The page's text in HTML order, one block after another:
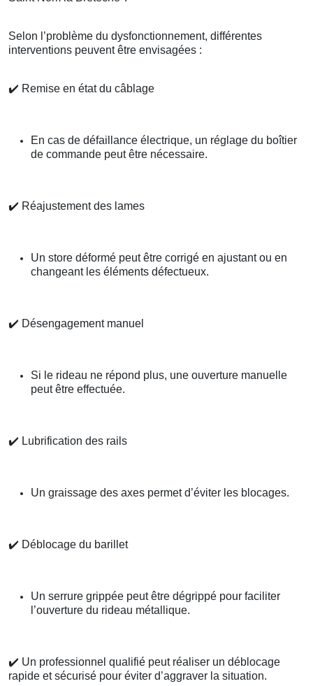
Selon l’problème du dysfonctionnement, différentes
interventions peuvent être envisagées :
✔️ Remise en état du câblage
En cas de défaillance électrique, un réglage du boîtier
de commande peut être nécessaire.
✔️ Réajustement des lames
Un store déformé peut être corrigé en ajustant ou en
changeant les éléments défectueux.
✔️ Désengagement manuel
Si le rideau ne répond plus, une ouverture manuelle
peut être effectuée.
✔️ Lubrification des rails
Un graissage des axes permet d’éviter les blocages.
✔️ Déblocage du barillet
Un serrure grippée peut être dégrippé pour faciliter
l’ouverture du rideau métallique.
✔️ Un professionnel qualifié peut réaliser un déblocage
rapide et sécurisé pour éviter d’aggraver la situation.